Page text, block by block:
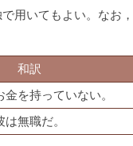
で用いてもよい。なお
和訳
金を持っていない。
は無職だ。